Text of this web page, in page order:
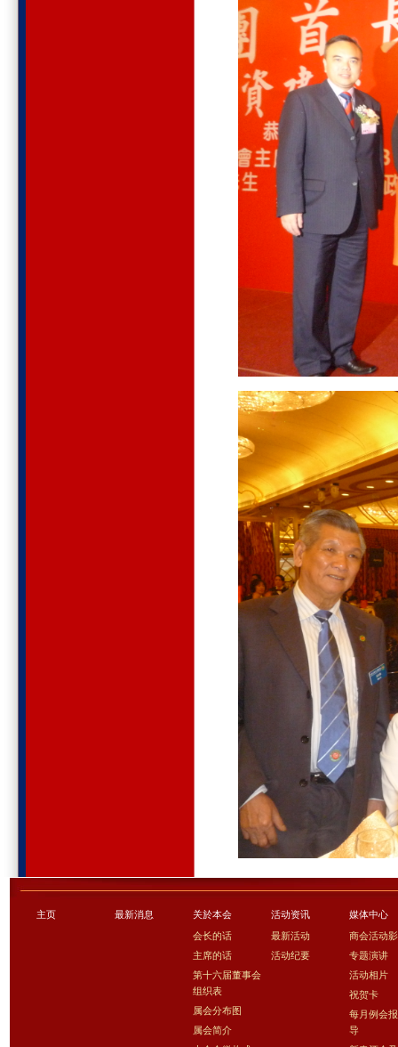
主页 最新消息
关於本会
会长的话
主席的话
第十六届董事会
组织表
属会分布图
属会简介
活动资讯
最新活动
活动纪要
媒体中心
商会活动
专题演讲
活动相片
祝贺卡
每月例会
导